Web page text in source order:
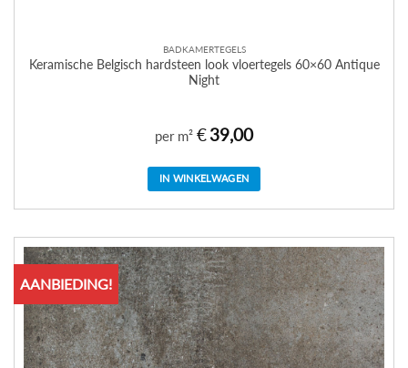
BADKAMERTEGELS
Keramische Belgisch hardsteen look vloertegels 60×60 Antique
Night
per m² €39,00
IN WINKELWAGEN
AANBIEDING!